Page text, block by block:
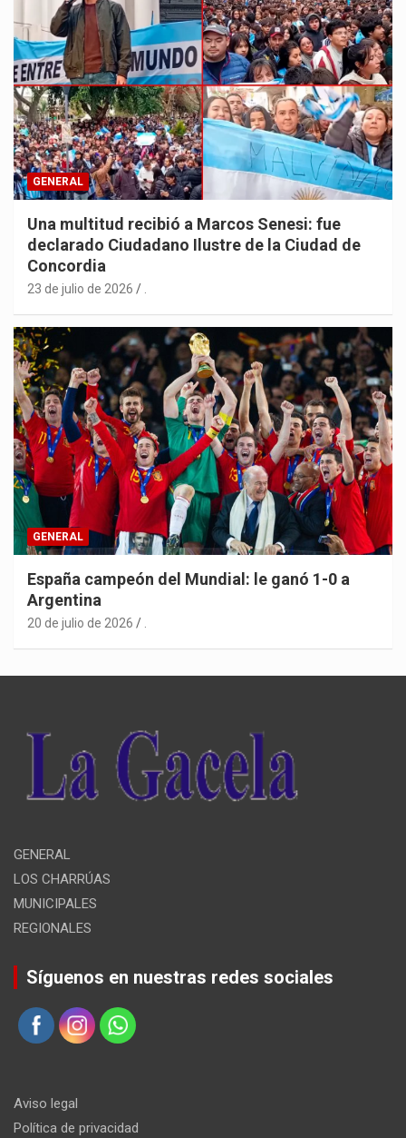
GENERAL
Una multitud recibió a Marcos Senesi: fue
declarado Ciudadano Ilustre de la Ciudad de
Concordia
23 de julio de 2026
GENERAL
España campeón del Mundial: le ganó 1-0 a
Argentina
20 de julio de 2026
GENERAL
LOS CHARRÚAS
MUNICIPALES
REGIONALES
Síguenos en nuestras redes sociales
Aviso legal
Política de privacidad